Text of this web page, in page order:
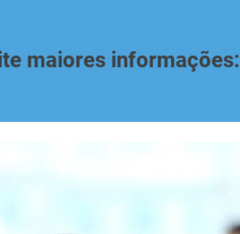
maiores informações: